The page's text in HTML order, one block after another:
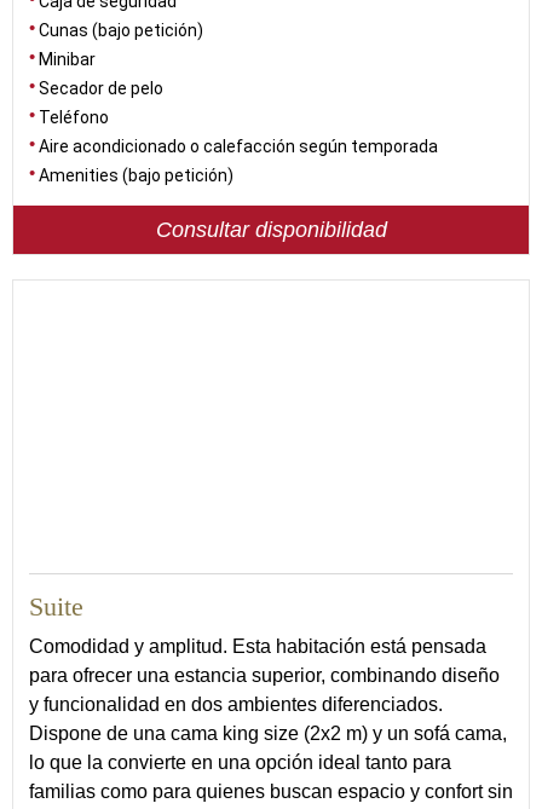
Cunas (bajo petición)
Minibar
Secador de pelo
Teléfono
Aire acondicionado o calefacción según temporada
Amenities (bajo petición)
Consultar disponibilidad
Suite
Comodidad y amplitud. Esta habitación está pensada
para ofrecer una estancia superior, combinando diseño
y funcionalidad en dos ambientes diferenciados.
Dispone de una cama king size (2x2 m) y un sofá cama,
lo que la convierte en una opción ideal tanto para
familias como para quienes buscan espacio y confort sin